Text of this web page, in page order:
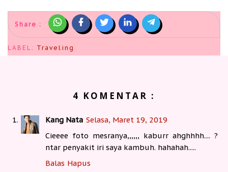
Share :
LABEL: Traveling
4 KOMENTAR :
Kang Nata Selasa, Maret 19, 2019
Cieeee foto mesranya,,,,,, kaburr ahghhhh.... ?
ntar penyakit iri saya kambuh. hahahah.....
Balas Hapus